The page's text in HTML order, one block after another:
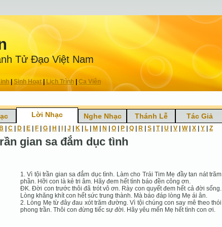
Tử Ðạo Việt Nam
|Sinh Hoạt| Lịch Trình Ca Viên
Lời Nhạc Nghe Nhạc Thánh Lễ Tác Giả
B C D E F G H J K L M N O P Q R S T| U V W| X Y Z
gian sa đắm dục tình
1. Vì tội trần gian sa đắm dục tình. Làm cho Trái Tim Mẹ đầy tan nát trăm
phần. Hỡi con là kẻ tri âm. Hãy đem hết tình báo đền công ơn.
ÐK. Ðời con trước thôi đã trót vô ơn. Rày con quyết đem hết cả đời sống.
Lòng khăng khít con hết sức trung thành. Mà báo đáp lòng Mẹ ái ân.
2. Lòng Mẹ từ đây đau xót trăm đường. Vì tội chúng con say mê theo thói
phong trần. Thôi con đừng tiếc sự đời. Hãy yêu mến Mẹ hết tình con ơi.